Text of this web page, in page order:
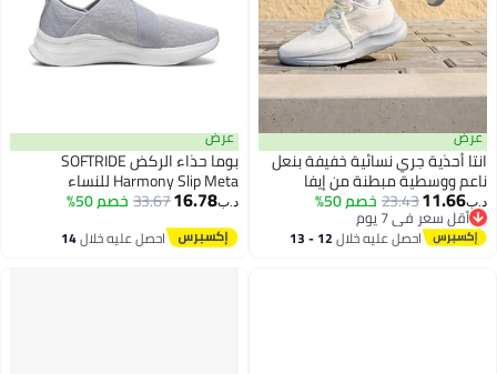
عرض
انتا أحذية جري نسائية خفيفة بنعل
ناعم ووسطية مبطنة من إيفا
د.ب‏11.66
23.43خصم 50%
أقل سعر في 7 يوم
أقل سعر في 7 يوماحصل عليه خلال 12 - 13
عرض
بوما حذاء الركض SOFTRIDE
Harmony Slip Meta للنساء
د.ب‏16.78
33.67خصم 50%
احصل عليه خلال14